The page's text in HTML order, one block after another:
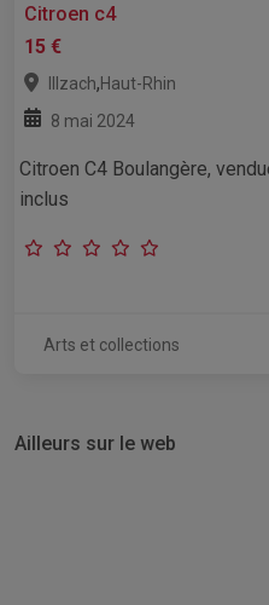
Citroen c4
15 €
Illzach,Haut-Rhin
8 mai 2024
Citroen C4 Boulangère,
inclus
Arts et collections
Ailleurs sur le web